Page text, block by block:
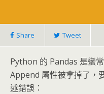
Share Tweet
Python 的 Pandas 是蠻
Append 屬性被拿掉了，
述錯誤：